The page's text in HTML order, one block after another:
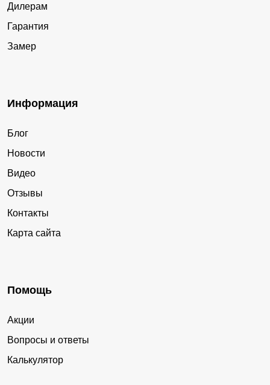
Дилерам
Гарантия
Замер
Информация
Блог
Новости
Видео
Отзывы
Контакты
Карта сайта
Помощь
Акции
Вопросы и ответы
Калькулятор